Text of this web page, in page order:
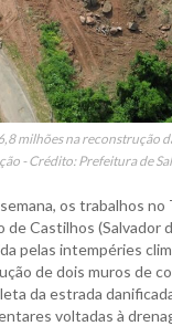
milhões na reconstrução
- Crédito: Prefeitura de
os trabalhos no
de Castilhos (Salvador
pelas intempéries
de dois muros de
da estrada
voltadas à